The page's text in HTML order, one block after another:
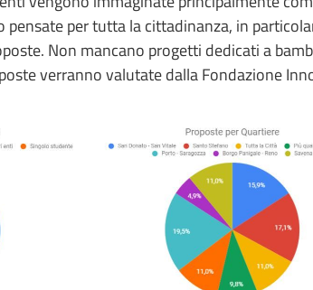
pensate per tutta la cittadinanza, in
Non mancano progetti dedicati a
verranno valutate dalla Fondazione